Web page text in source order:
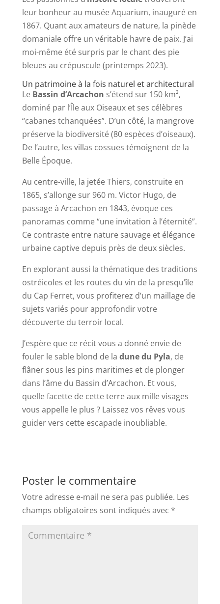
leur bonheur au musée Aquarium, inauguré en
1867. Quant aux amateurs de nature, la pinède
domaniale offre un véritable havre de paix. J’ai
moi-même été surpris par le chant des pie
bleues au crépuscule (printemps 2023).
Un patrimoine à la fois naturel et architectural
Le Bassin d’Arcachon s’étend sur 150 km²,
dominé par l’Île aux Oiseaux et ses célèbres
“cabanes tchanquées”. D’un côté, la mangrove
préserve la biodiversité (80 espèces d’oiseaux).
De l’autre, les villas cossues témoignent de la
Belle Époque.
Au centre-ville, la jetée Thiers, construite en
1865, s’allonge sur 960 m. Victor Hugo, de
passage à Arcachon en 1843, évoque ces
panoramas comme “une invitation à l’éternité”.
Ce contraste entre nature sauvage et élégance
urbaine captive depuis près de deux siècles.
En explorant aussi la thématique des traditions
ostréicoles et les routes du vin de la presqu’île
du Cap Ferret, vous profiterez d’un maillage de
sujets variés pour approfondir votre
découverte du terroir local.
J’espère que ce récit vous a donné envie de
fouler le sable blond de la dune du Pyla, de
flâner sous les pins maritimes et de plonger
dans l’âme du Bassin d’Arcachon. Et vous,
quelle facette de cette terre aux mille visages
vous appelle le plus ? Laissez vos rêves vous
guider vers cette escapade inoubliable.
Poster le commentaire
Votre adresse e-mail ne sera pas publiée. Les
champs obligatoires sont indiqués avec *